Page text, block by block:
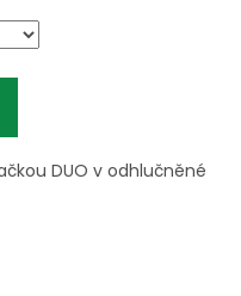
DUO v odhlučněné